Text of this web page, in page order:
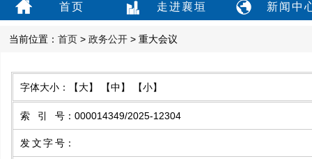
首页 走进襄垣 新闻中
当前位置： 首页 > 政务公开 > 重大会议
字体大小： 【大】 【中】 【小】
索引号 ： 000014349/2025-12304
发文字号 ：